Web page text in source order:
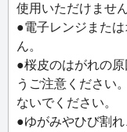
大切な方への贈りも
※お手入れについて
ウレタン塗装仕上
できます（水分を
い、および食器洗浄
樺細工の素材であ
使用いただけません
●電子レンジまた
ん。
●桜皮のはがれの
うご注意ください
ないでください。
●ゆがみやひび割